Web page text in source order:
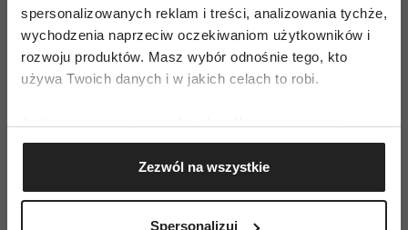
spersonalizowanych reklam i treści, analizowania tychże,
wychodzenia naprzeciw oczekiwaniom użytkowników i
rozwoju produktów. Masz wybór odnośnie tego, kto
używa Twoich danych i w jakich celach to robi.
Gromadzić dane dotyczące Twojej lokalizacji
geograficznej z dokładnością nawet do kilku metrów
Identyfikować Twoje urządzenie, aktywnie
Zezwól na wszystkie
Spersonalizuj
AUTOPROMOCJA